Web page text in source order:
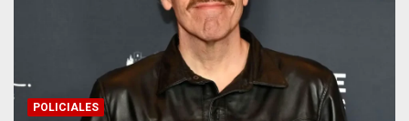
POLICIALES